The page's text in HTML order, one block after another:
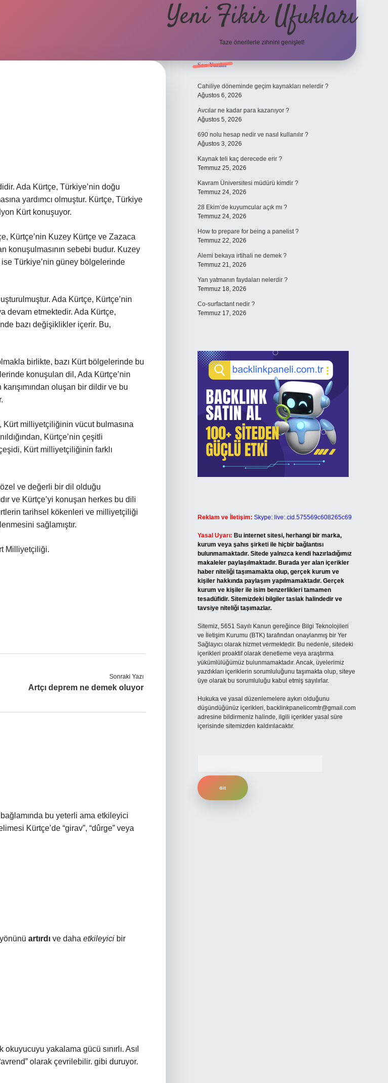
Yeni Fikir Ufukları
Taze önerilerle zihnini genişlet!
Ada Kürtçe, Türkiye’nin doğu
yardımcı olmuştur. Kürtçe, Türkiye
Kürt konuşuyor.
Kürtçe’nin Kuzey Kürtçe ve Zazaca
konuşulmasının sebebi budur. Kuzey
Türkiye’nin güney bölgelerinde
Ada Kürtçe, Kürtçe’nin
devam etmektedir. Ada Kürtçe,
bazı değişiklikler içerir. Bu,
birlikte, bazı Kürt bölgelerinde bu
konuşulan dil, Ada Kürtçe’nin
oluşan bir dildir ve bu
milliyetçiliğinin vücut bulmasına
Kürtçe’nin çeşitli
Kürt milliyetçiliğinin farklı
özel ve değerli bir dil olduğu
ve Kürtçe’yi konuşan herkes bu dili
tarihsel kökenleri ve milliyetçiliği
sağlamıştır.
Milliyetçiliği.
Sonraki Yazı
Artçı deprem ne demek oluyor
bu yeterli ama etkileyici
Kürtçe’de “girav”, “dûrge” veya
artırdı ve daha etkileyici bir
yakalama gücü sınırlı. Asıl
olarak çevrilebilir. gibi duruyor.
Sidebar
Son Yazılar
Cahiliye döneminde geçim kaynakları nelerdir ?
Ağustos 6, 2026
Avcılar ne kadar para kazanıyor ?
Ağustos 5, 2026
690 nolu hesap nedir ve nasıl kullanılır ?
Ağustos 3, 2026
Kaynak teli kaç derecede erir ?
Temmuz 25, 2026
Kavram Üniversitesi müdürü kimdir ?
Temmuz 24, 2026
28 Ekim’de kuyumcular açık mı ?
Temmuz 24, 2026
How to prepare for being a panelist ?
Temmuz 22, 2026
Alemi bekaya irtihali ne demek ?
Temmuz 21, 2026
Yan yatmanın faydaları nelerdir ?
Temmuz 18, 2026
Co-surfactant nedir ?
Temmuz 17, 2026
Reklam ve İletişim: Skype: live:.cid.575569c608265c69
Yasal Uyarı: Bu internet sitesi, herhangi bir marka,
kurum veya şahıs şirketi ile hiçbir bağlantısı
bulunmamaktadır. Sitede yalnızca kendi hazırladığımız
makaleler paylaşılmaktadır. Burada yer alan içerikler
haber niteliği taşımamakta olup, gerçek kurum ve
kişiler hakkında paylaşım yapılmamaktadır. Gerçek
kurum ve kişiler ile isim benzerlikleri tamamen
tesadüfidir. Sitemizdeki bilgiler taslak halindedir ve
tavsiye niteliği taşımazlar.
Sitemiz, 5651 Sayılı Kanun gereğince Bilgi Teknolojileri
ve İletişim Kurumu (BTK) tarafından onaylanmış bir Yer
Sağlayıcı olarak hizmet vermektedir. Bu nedenle, sitedeki
içerikleri proaktif olarak denetleme veya araştırma
yükümlülüğümüz bulunmamaktadır. Ancak, üyelerimiz
yazdıkları içeriklerin sorumluluğunu taşımakta olup, siteye
üye olarak bu sorumluluğu kabul etmiş sayılırlar.
Hukuka ve yasal düzenlemelere aykırı olduğunu
düşündüğünüz içerikleri, backlinkpanelicomtr@gmail.com
adresine bildirmeniz halinde, ilgili içerikler yasal süre
içerisinde sitemizden kaldırılacaktır.